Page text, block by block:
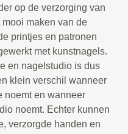
op de verzorging van
maken van de
printjes en patronen
met kunstnagels.
en nagelstudio is dus
klein verschil wanneer
noemt en wanneer
noemt. Echter kunnen
verzorgde handen en